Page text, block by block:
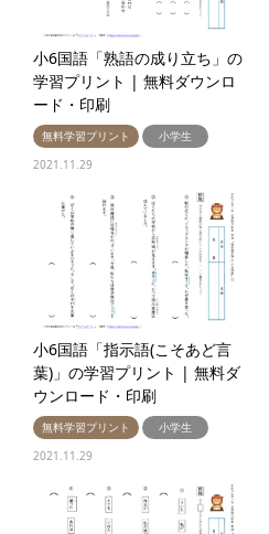
小6国語「熟語の成り立ち」の
学習プリント | 無料ダウンロ
ード・印刷
無料学習プリント
小学生
2021.11.29
小6国語「指示語(こそあど言
葉)」の学習プリント | 無料ダ
ウンロード・印刷
無料学習プリント
小学生
2021.11.29